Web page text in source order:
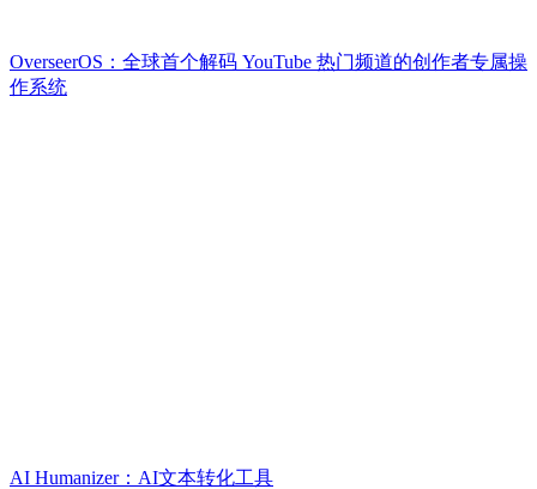
OverseerOS：全球首个解码 YouTube 热门频道的创作者专属操
作系统
AI Humanizer：AI文本转化工具